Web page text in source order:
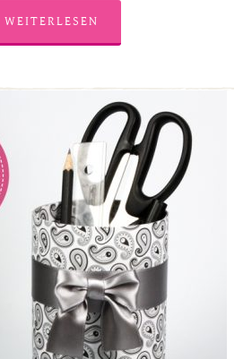
WEITERLESEN